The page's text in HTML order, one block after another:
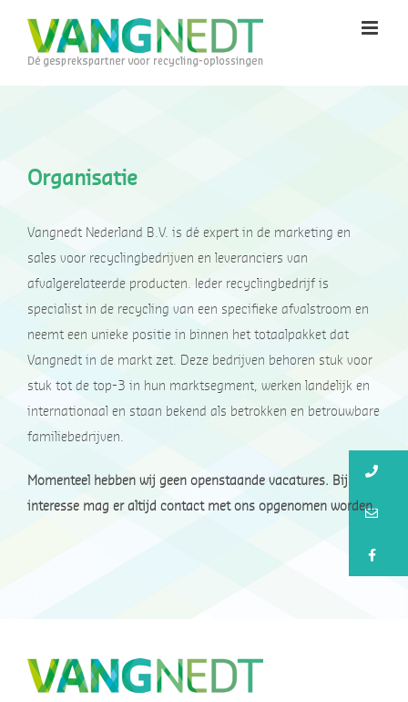
inhoud
Organisatie
Vangnedt Nederland B.V. is dé expert in de marketing en
sales voor recyclingbedrijven en leveranciers van
afvalgerelateerdeproducten. Ieder recyclingbedrijf is
specialist in de recycling van een specifieke afvalstroom en
neemt een unieke positie in binnen het totaalpakket dat
Vangnedt in de markt zet. Deze bedrijven behoren stuk voor
stuk tot de top-3 in hun marktsegment, werken landelijk en
internationaal en staan bekend als betrokken en betrouwbare
familiebedrijven.
Momenteel hebben wij geen openstaande vacatures. Bij
interesse mag er altijd contact met ons opgenomen worden.